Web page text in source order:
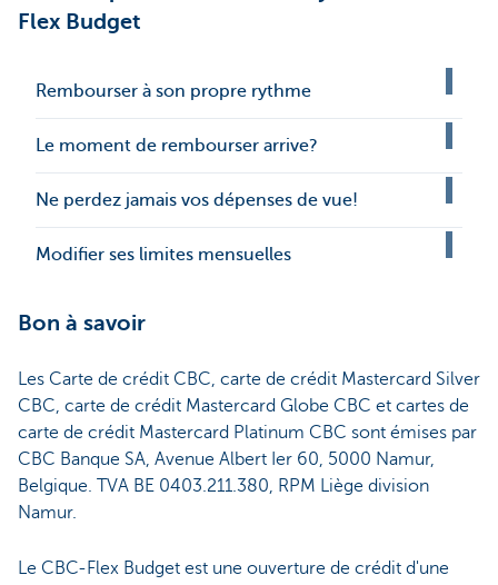
Flex Budget
Rembourser à son propre rythme
Le moment de rembourser arrive?
Ne perdez jamais vos dépenses de vue!
Modifier ses limites mensuelles
Bon à savoir
Les Carte de crédit CBC, carte de crédit Mastercard Silver
CBC, carte de crédit Mastercard Globe CBC et cartes de
carte de crédit Mastercard Platinum CBC sont émises par
CBC Banque SA, Avenue Albert Ier 60, 5000 Namur,
Belgique. TVA BE 0403.211.380, RPM Liège division
Namur.
Le CBC-Flex Budget est une ouverture de crédit d'une